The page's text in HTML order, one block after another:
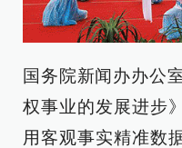
国务院新闻办办公
权事业的发展进步
用客观事实精准数